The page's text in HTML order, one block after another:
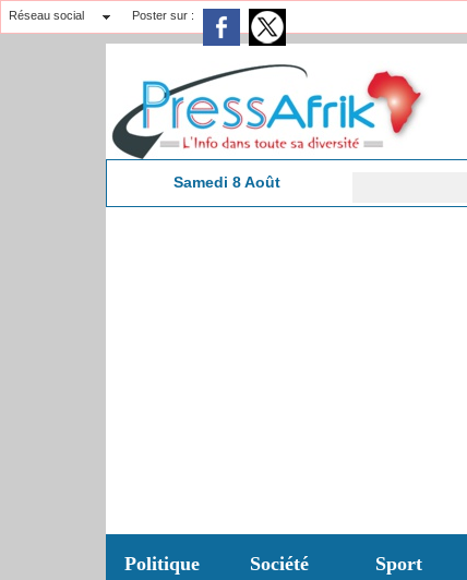
Réseau social Poster sur :
Samedi 8 Août
Politique Société Sport